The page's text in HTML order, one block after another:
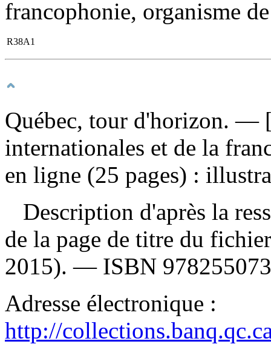
francophonie, organisme
R38A1
Québec, tour d'horizon. —
internationales et de la
en ligne (25 pages) :
Description d'après la
de la page de titre du
2015). — ISBN
Adresse électronique :
http://